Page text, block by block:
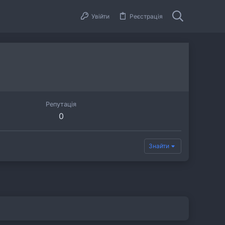
Увійти Реєстрація
Репутація
0
Знайти